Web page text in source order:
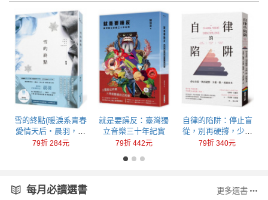
雪的終點(暖淚系青春
愛情天后‧晨羽，全
新加筆黑暗純愛系列
79折 284元
就是要躁反：臺灣獨
立音樂三十年紀實
79折 442元
自律的陷阱：停止盲
從，別再硬撐，少做
一點，成就更多
79折 340元
每月必讀選書 更多選書